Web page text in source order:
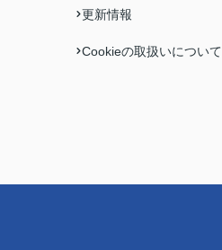
更新情報
Cookieの取扱いについて